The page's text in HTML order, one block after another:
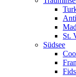
St.
Südsee